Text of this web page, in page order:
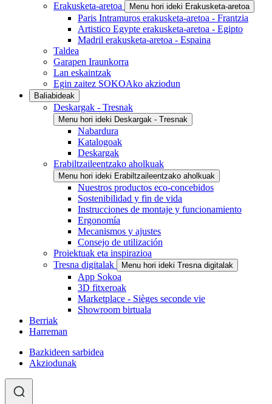
Erakusketa-aretoa
Menu hori ideki Erakusketa-aretoa
Paris Intramuros erakusketa-aretoa - Frantzia
Artistico Egypte erakusketa-aretoa - Egipto
Madril erakusketa-aretoa - Espaina
Taldea
Garapen Iraunkorra
Lan eskaintzak
Egin zaitez SOKOAko akziodun
Baliabideak
Deskargak - Tresnak
Menu hori ideki Deskargak - Tresnak
Nabardura
Katalogoak
Deskargak
Erabiltzaileentzako aholkuak
Menu hori ideki Erabiltzaileentzako aholkuak
Nuestros productos eco-concebidos
Sostenibilidad y fin de vida
Instrucciones de montaje y funcionamiento
Ergonomía
Mecanismos y ajustes
Consejo de utilización
Proiektuak eta inspirazioa
Tresna digitalak
Menu hori ideki Tresna digitalak
App Sokoa
3D fitxeroak
Marketplace - Sièges seconde vie
Showroom birtuala
Berriak
Harreman
Bazkideen sarbidea
Akziodunak